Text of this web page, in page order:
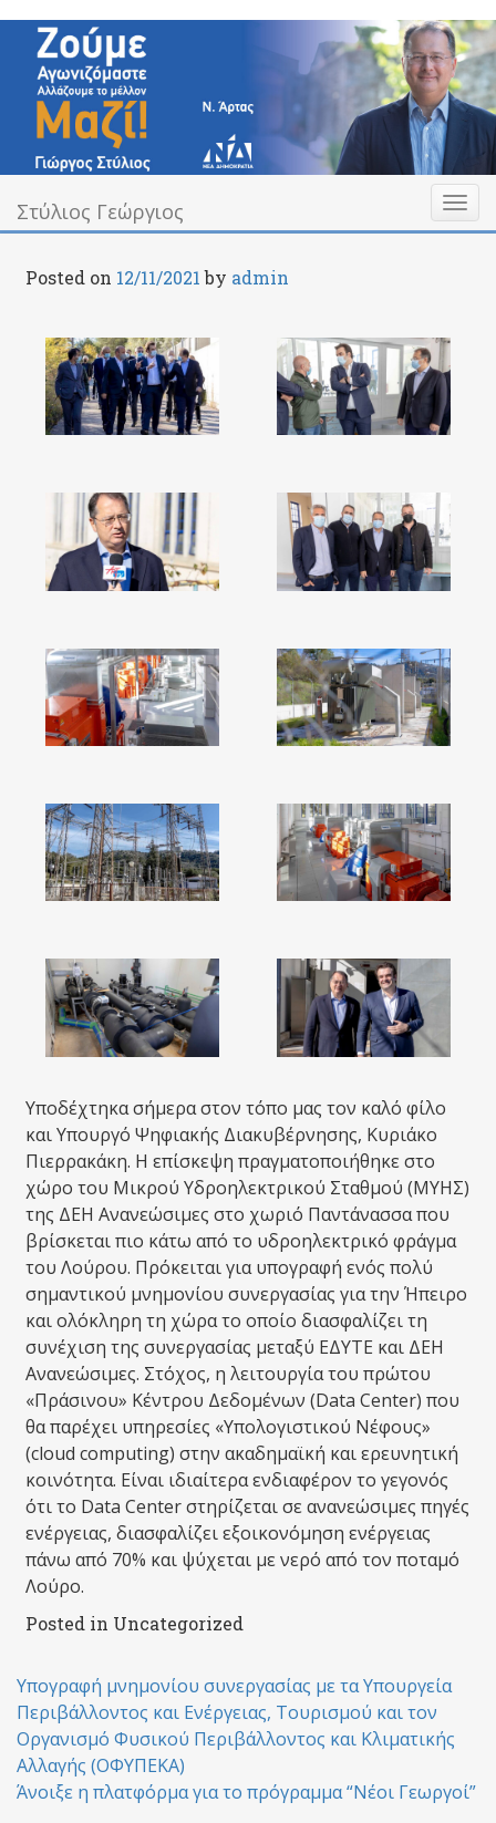
content
Στύλιος Γεώργιος
Υπεύθυνα Δίπλα σας Toggle
Στύλιος Γεώργιος
Posted on 12/11/2021 by admin
Υποδέχτηκα σήμερα στον τόπο μας τον καλό φίλο
και Υπουργό Ψηφιακής Διακυβέρνησης, Κυριάκο
Πιερρακάκη. Η επίσκεψη πραγματοποιήθηκε στο
χώρο του Μικρού Υδροηλεκτρικού Σταθμού (ΜΥΗΣ)
της ΔΕΗ Ανανεώσιμες στο χωριό Παντάνασσα που
βρίσκεται πιο κάτω από το υδροηλεκτρικό φράγμα
του Λούρου. Πρόκειται για υπογραφή ενός πολύ
σημαντικού μνημονίου συνεργασίας για την Ήπειρο
και ολόκληρη τη χώρα το οποίο διασφαλίζει τη
συνέχιση της συνεργασίας μεταξύ ΕΔΥΤΕ και ΔΕΗ
Ανανεώσιμες. Στόχος, η λειτουργία του πρώτου
«Πράσινου» Κέντρου Δεδομένων (Data Center) που
θα παρέχει υπηρεσίες «Υπολογιστικού Νέφους»
(cloud computing) στην ακαδημαϊκή και ερευνητική
κοινότητα. Είναι ιδιαίτερα ενδιαφέρον το γεγονός
ότι το Data Center στηρίζεται σε ανανεώσιμες πηγές
ενέργειας, διασφαλίζει εξοικονόμηση ενέργειας
πάνω από 70% και ψύχεται με νερό από τον ποταμό
Λούρο.
Posted in Uncategorized
Post
navigation
Υπογραφή μνημονίου συνεργασίας με τα Υπουργεία
Περιβάλλοντος και Ενέργειας, Τουρισμού και τον
Οργανισμό Φυσικού Περιβάλλοντος και Κλιματικής
Αλλαγής (ΟΦΥΠΕΚΑ)
Άνοιξε η πλατφόρμα για το πρόγραμμα “Νέοι Γεωργοί”